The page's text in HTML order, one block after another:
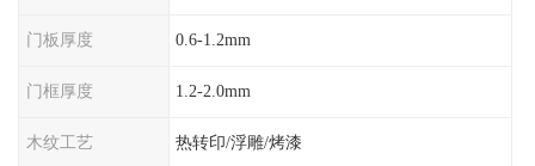
门板厚度 0.6-1.2mm
门框厚度 1.2-2.0mm
木纹工艺 热转印/浮雕/烤漆